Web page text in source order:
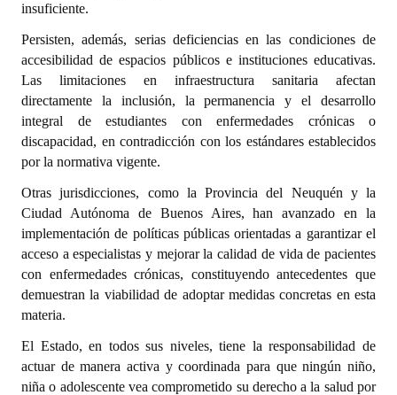
Audiencias Públicas - Registro
Mujeres que Dejaron Huellas - Registro
Periodistas Decanos - Registro
Ciudadano Ilustre - Registro
Banca del Vecino - Registro
Huéspedes de Honor - Registro
Antiguos Pobladores - Registro
Reconocimientos - Registro
Bariloche, Municipio intercultural
Entrega de distinciones
REFORMA DE LA CARTA ORGÁNICA
insuficiente.
Persisten, además, serias deficiencias en las condiciones de
accesibilidad de espacios públicos e instituciones educativas.
Las limitaciones en infraestructura sanitaria afectan
directamente la inclusión, la permanencia y el desarrollo
integral de estudiantes con enfermedades crónicas o
discapacidad, en contradicción con los estándares establecidos
por la normativa vigente.
Otras jurisdicciones, como la Provincia del Neuquén y la
Ciudad Autónoma de Buenos Aires, han avanzado en la
implementación de políticas públicas orientadas a garantizar el
acceso a especialistas y mejorar la calidad de vida de pacientes
con enfermedades crónicas, constituyendo antecedentes que
demuestran la viabilidad de adoptar medidas concretas en esta
materia.
El Estado, en todos sus niveles, tiene la responsabilidad de
actuar de manera activa y coordinada para que ningún niño,
niña o adolescente vea comprometido su derecho a la salud por